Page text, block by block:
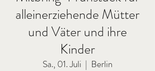
alleinerziehende Mütter
und Väter und ihre
Kinder
Sa., 01. Juli
  |
Berlin